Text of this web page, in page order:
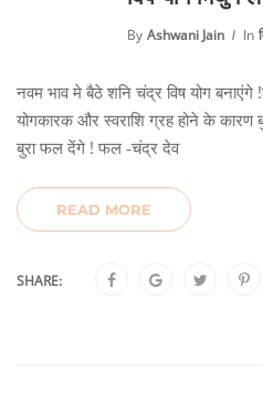
By Ashwani Jain In
नवम भाव मे बैठे शनि चंद्र विष योग
योगकारक और स्वराशि ग्रह होने के कारण
बुरा फल देंगे ! फल -चंद्र देव
READ MORE
SHARE: